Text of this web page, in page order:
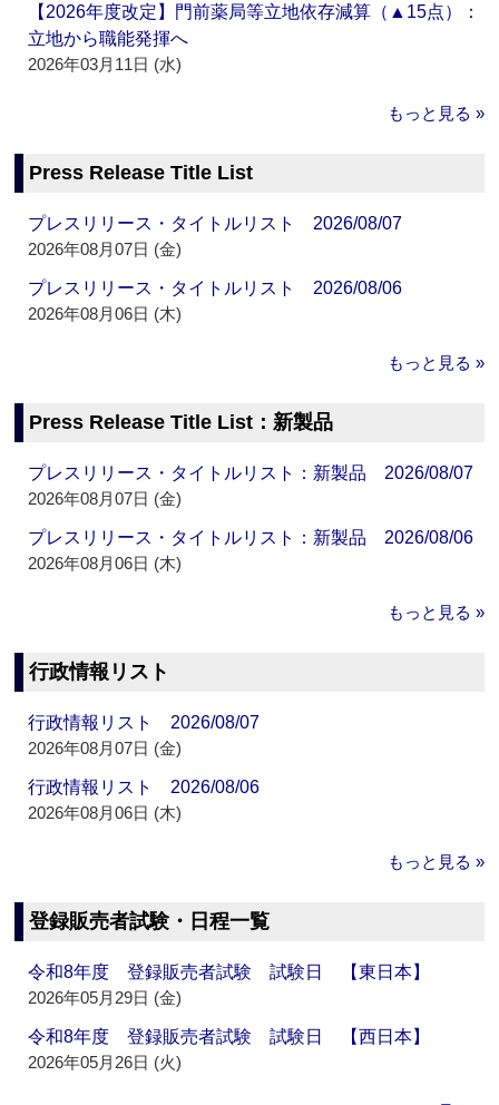
【2026年度改定】門前薬局等立地依存減算（▲15点）：
立地から職能発揮へ
2026年03月11日 (水)
もっと見る »
Press Release Title List
プレスリリース・タイトルリスト 2026/08/07
2026年08月07日 (金)
プレスリリース・タイトルリスト 2026/08/06
2026年08月06日 (木)
もっと見る »
Press Release Title List：新製品
プレスリリース・タイトルリスト：新製品 2026/08/07
2026年08月07日 (金)
プレスリリース・タイトルリスト：新製品 2026/08/06
2026年08月06日 (木)
もっと見る »
行政情報リスト
行政情報リスト 2026/08/07
2026年08月07日 (金)
行政情報リスト 2026/08/06
2026年08月06日 (木)
もっと見る »
登録販売者試験・日程一覧
令和8年度 登録販売者試験 試験日 【東日本】
2026年05月29日 (金)
令和8年度 登録販売者試験 試験日 【西日本】
2026年05月26日 (火)